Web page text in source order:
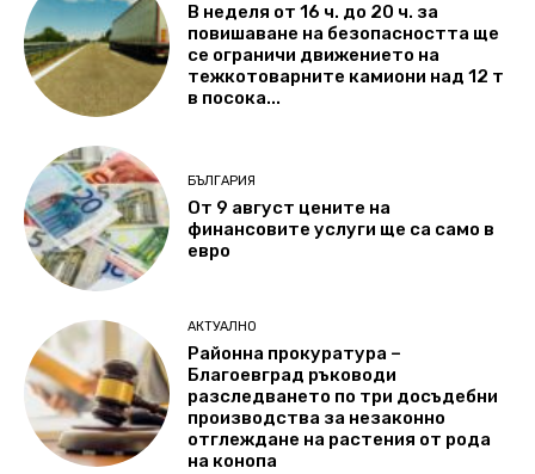
В неделя от 16 ч. до 20 ч. за
повишаване на безопасността ще
се ограничи движението на
тежкотоварните камиони над 12 т
в посока...
БЪЛГАРИЯ
От 9 август цените на
финансовите услуги ще са само в
евро
АКТУАЛНО
Районна прокуратура –
Благоевград ръководи
разследването по три досъдебни
производства за незаконно
отглеждане на растения от рода
на конопа